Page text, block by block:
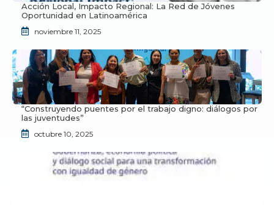
Acción Local, Impacto Regional: La Red de Jóvenes
Oportunidad en Latinoamérica
noviembre 11, 2025
“Construyendo puentes por el trabajo digno: diálogos por
las juventudes”
octubre 10, 2025